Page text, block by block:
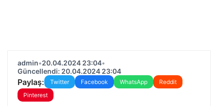
admin•20.04.2024 23:04•
Güncellendi: 20.04.2024 23:04
Paylaş: Twitter Facebook WhatsApp
Reddit
Pinterest